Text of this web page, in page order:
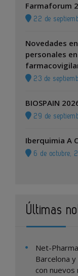
Farmaforum
22 de
Novedades
personales
23 de
BIOSPAIN
29 de
Iberquimia A
6 de octubre,
Últimas
Net-
Barcelona
con